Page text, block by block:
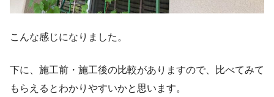
こんな感じになりました。
下に、施工前・施工後の比較がありますので、比べてみて
もらえるとわかりやすいかと思います。